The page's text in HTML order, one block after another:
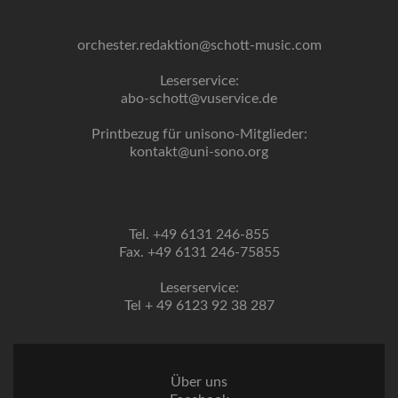
orchester.redaktion@schott-music.com
Leserservice:
abo-schott@vuservice.de
Printbezug für unisono-Mitglieder:
kontakt@uni-sono.org
Tel. +49 6131 246-855
Fax. +49 6131 246-75855
Leserservice:
Tel + 49 6123 92 38 287
Über uns